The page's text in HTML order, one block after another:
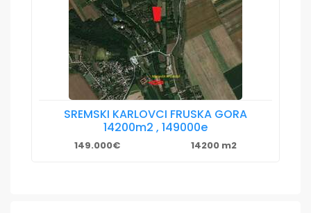
SREMSKI KARLOVCI FRUSKA GORA
14200m2 , 149000e
149.000€ 14200 m2